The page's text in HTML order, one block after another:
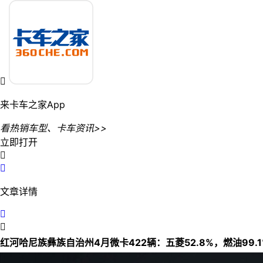

来卡车之家App
看热销车型、卡车资讯>>
立即打开


文章详情


红河哈尼族彝族自治州4月微卡422辆：五菱52.8%，燃油